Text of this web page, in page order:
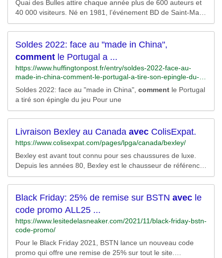
8684-5212e81a2886
Quai des Bulles attire chaque année plus de 600 auteurs et
40 000 visiteurs. Né en 1981, l’événement BD de Saint-Malo
(Ille-et-Vilaine) fête ses 40 ans du 29 octobre au 1er
novembre 2021.
Soldes 2022: face au "made in China",
comment le Portugal a ...
https://www.huffingtonpost.fr/entry/soldes-2022-face-au-
made-in-china-comment-le-portugal-a-tire-son-epingle-du-
jeu_fr_61dd5db0e4b061afe3b78e74
Soldes 2022: face au "made in China", comment le Portugal
a tiré son épingle du jeu Pour une
Livraison Bexley au Canada avec ColisExpat.
https://www.colisexpat.com/pages/lpga/canada/bexley/
Bexley est avant tout connu pour ses chaussures de luxe.
Depuis les années 80, Bexley est le chausseur de référence
des hommes recherchant des chaussures de luxe au
meilleur prix. Bexley a ensuite élargi sa gamme de produits
pour proposer à sa clientèle d’hommes appréciant les
produits de qualité, des...
Black Friday: 25% de remise sur BSTN avec le
code promo ALL25 ...
https://www.lesitedelasneaker.com/2021/11/black-friday-bstn-
code-promo/
Pour le Black Friday 2021, BSTN lance un nouveau code
promo qui offre une remise de 25% sur tout le site.